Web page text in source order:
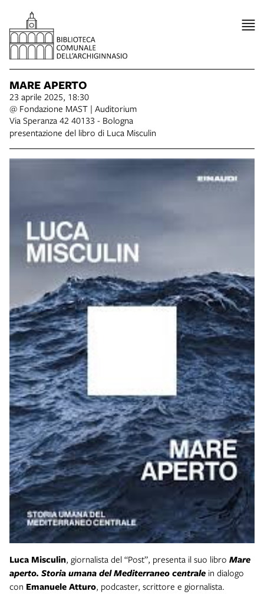
MARE APERTO
23 aprile 2025, 18:30
@ Fondazione MAST | Auditorium
Via Speranza 42 40133 - Bologna
presentazione del libro di Luca Misculin
Luca Misculin, giornalista del “Post”, presenta il suo libro Mare
aperto. Storia umana del Mediterraneo centrale in dialogo
con Emanuele Atturo, podcaster, scrittore e giornalista.